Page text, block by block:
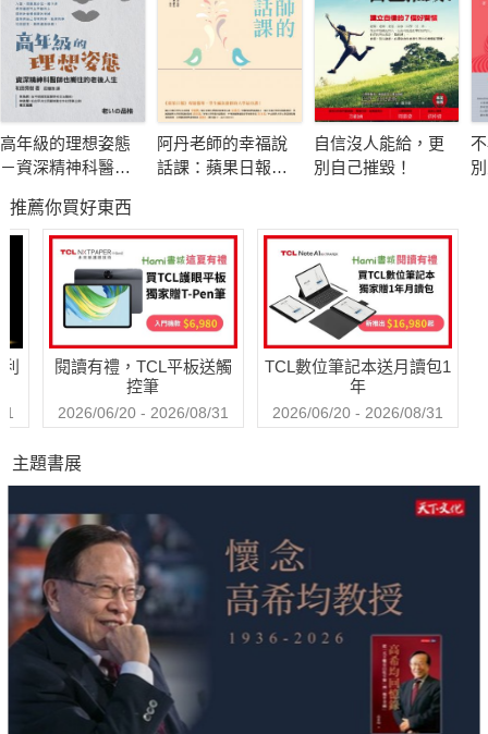
——傳統思想VS現代潮流，彼此間該如何交流？
——等不起的青春VS更好的未來，目標不同，最終歸宿如何？
愛情需要經營，相處需要學習
打開《辣問愛情》，找出那把讓幸福恆久發展的關鍵鑰匙！
高年級的理想姿態
－資深精神科醫師
阿丹老師的幸福說
話課：蘋果日報專
課，教你不當句點
王，「說」出幸福
人生！
自信沒人能給，更
別自己摧毀！
推薦你買好東西
閱讀有禮，TCL平板送觸
控筆
2026/06/20 - 2026/08/31
TCL數位筆記本送月讀包1
年
2026/06/20 - 2026/08/31
主題書展